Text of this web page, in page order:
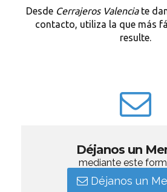
Desde Cerrajeros Valenciate
contacto, utiliza la que más
resulte.
Déjanos un
mediante este
Déjanos un